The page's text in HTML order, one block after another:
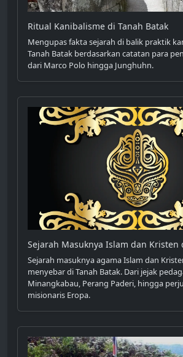
Ritual Kanibalisme di Tanah Batak
Mengupas fakta sejarah di balik praktik
Tanah Batak berdasarkan catatan para
dari Marco Polo hingga Junghuhn.
Sejarah Masuknya Islam dan Kristen
Sejarah masuknya agama Islam dan
menyebar di Tanah Batak. Dari jejak
Minangkabau, Perang Paderi, hingga
misionaris Eropa.